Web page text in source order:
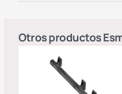
Otros productos